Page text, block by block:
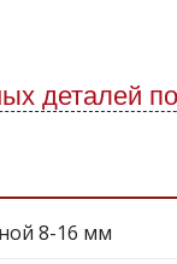
деталей
8-16 мм